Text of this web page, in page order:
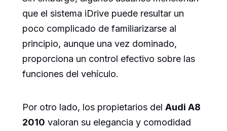
que el sistema iDrive puede resultar un
poco complicado de familiarizarse al
principio, aunque una vez dominado,
proporciona un control efectivo sobre las
funciones del vehículo.
Por otro lado, los propietarios del Audi A8
2010 valoran su elegancia y comodidad